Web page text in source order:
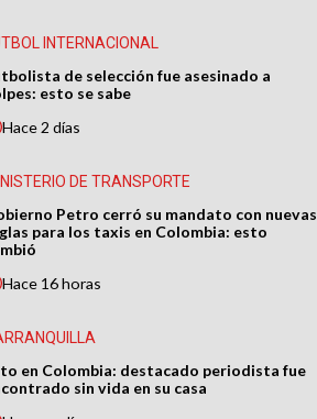
INTERNACIONAL
de selección fue asesinado a
esto se sabe
Hace2 días
DE TRANSPORTE
Petro cerró su mandato con nuevas
para los taxis en Colombia: esto
Hace 16 horas
en Colombia: destacado periodista fue
sin vida en su casa